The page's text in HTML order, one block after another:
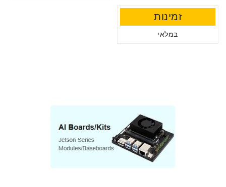
זמינות
במלאי